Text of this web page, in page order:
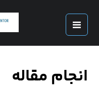
انجام مقاله